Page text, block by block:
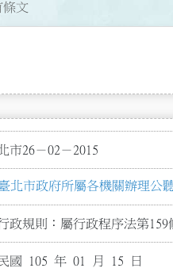
條文
市26－02－2015
北市政府所屬各機關辦理公
政規則：屬行政程序法第159
國 105 年 01 月 15 日